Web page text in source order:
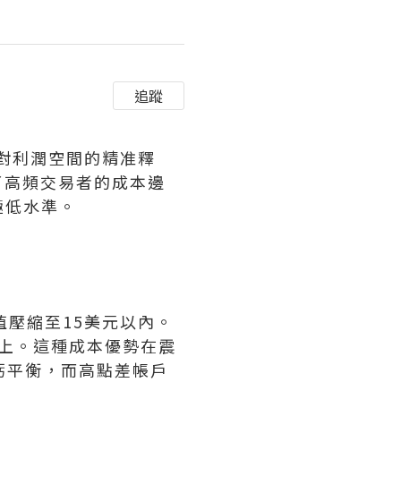
追蹤
利潤空間的精准釋
頻交易者的成本邊
水準。
縮至15美元以內。
。這種成本優勢在震
衡，而高點差帳戶